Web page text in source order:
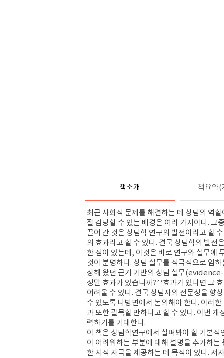
책소개 책요약(
최근 사회적 문제를 해결하는 데 상담의 역
잘 감당할 수 있는 배경은 여러 가지이다. 그
끌어 간 것은 상담학 연구의 발전이라고 할
의 효과라고 할 수 있다. 결국 상담학의 발전
한 점이 있는데, 이것은 바로 연구와 실무에
것이 분명하다. 상담 실무를 적극적으로 임
장해 왔던 근거 기반의 상담 실무
정말 효과가 있습니까?’ ‘효과가 있다면 그
어려울 수 있다. 결국 상담자의 전문성을 향
수 있도록 다방면에서 논의해야 한다. 이러
과 또한 괄목할 만하다고 할 수 있다. 이번
력하기를 기대한다.
이 책은 상담학연구에서 살펴봐야 할 기본
이 어려워하는 부분에 대해 설명을 추가하
한 지적 자극을 제공하는 데 목적이 있다. 저